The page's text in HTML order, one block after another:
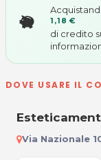
1,18 €
di credito
DOVE USARE IL
Via Nazionale